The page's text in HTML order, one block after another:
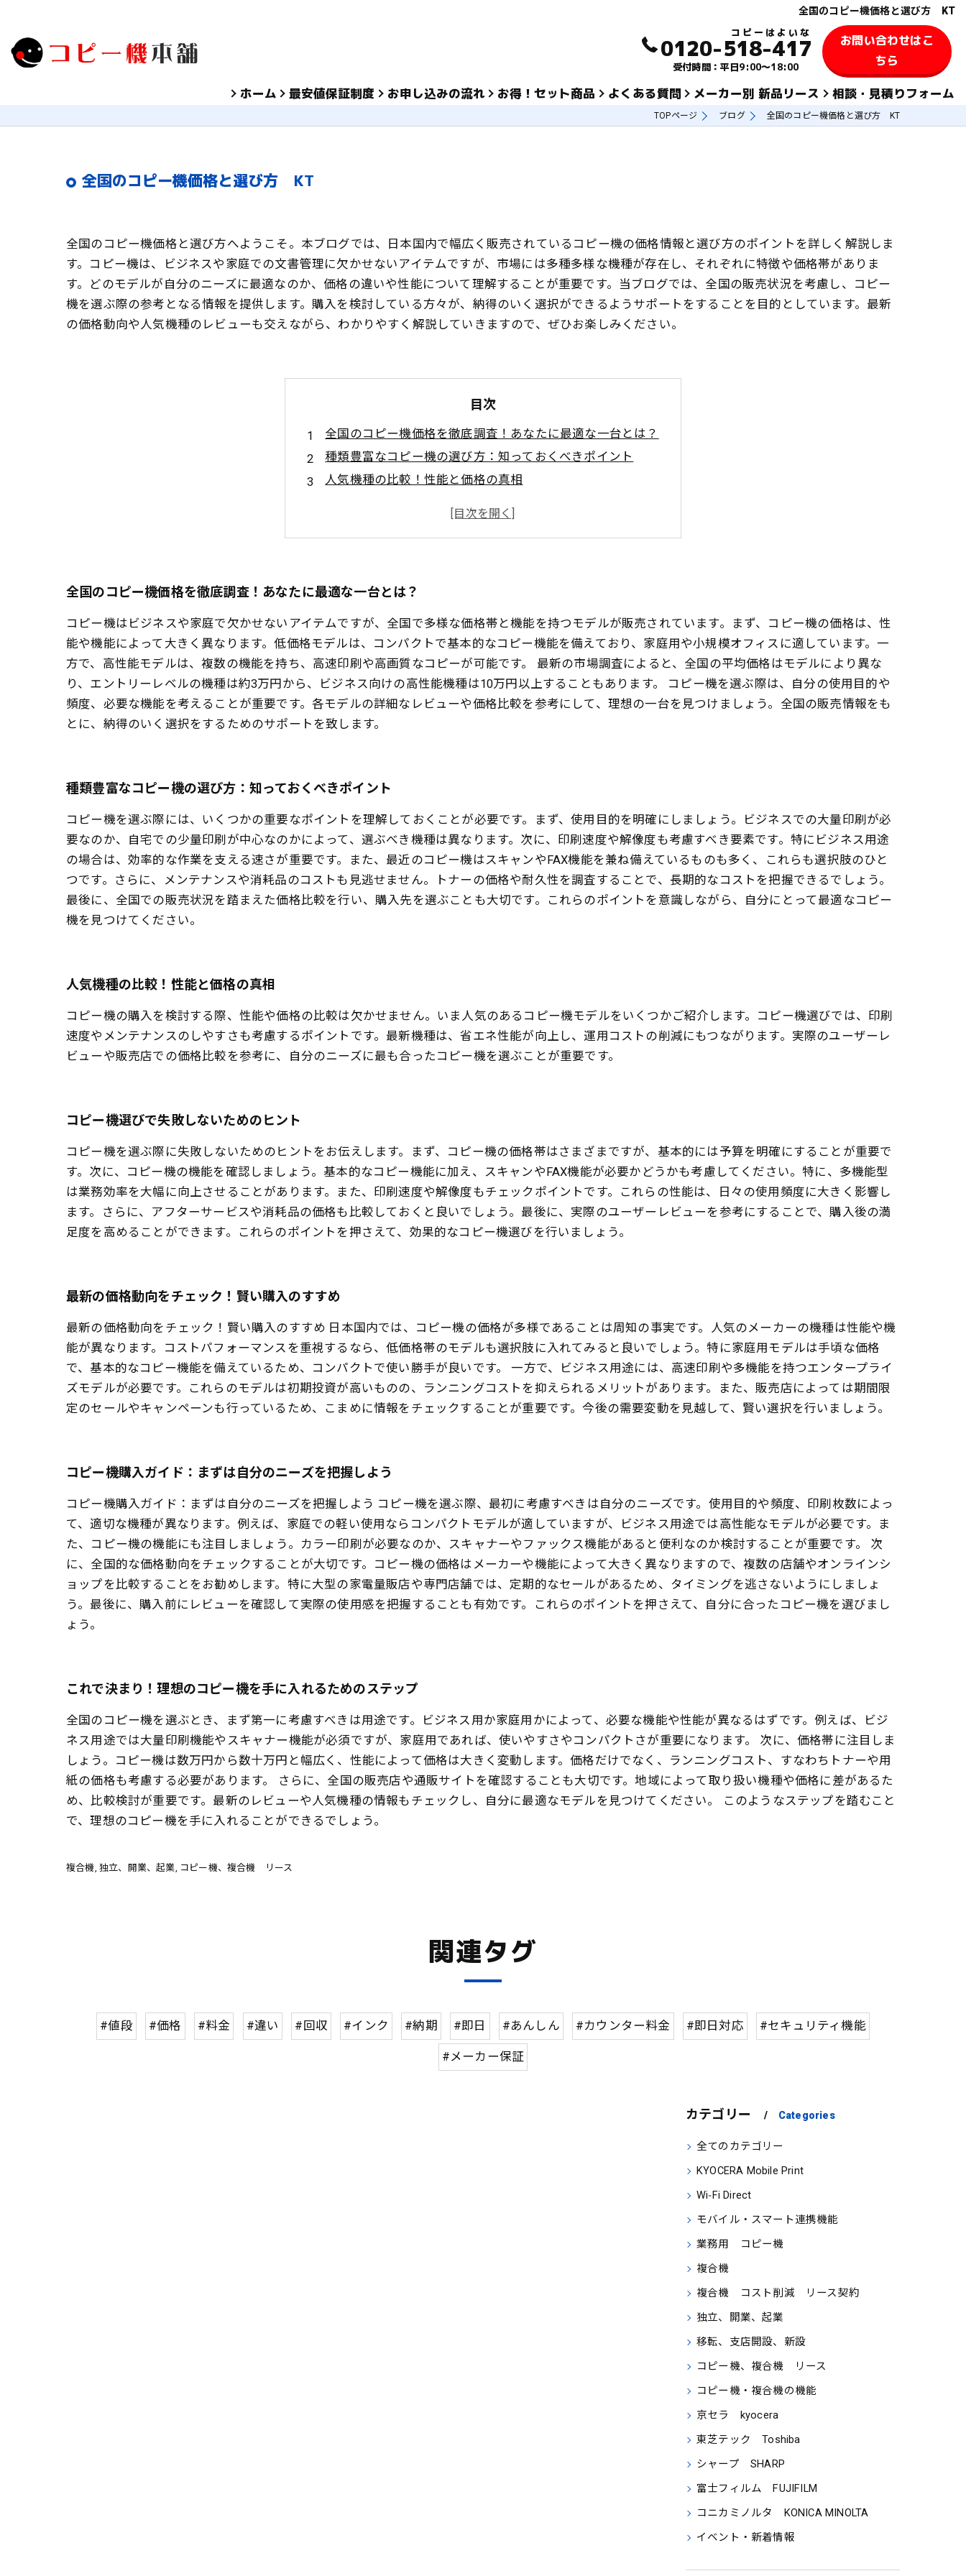
全国のコピー機価格と選び方 KT
0120-518-417
受付時間：平日9:00～18:00
お問い合わせはこ
ちら
ホーム 最安値保証制度 お申し込みの流れ お得！セット商品 よくある質問 メーカー別 新品リース
KONICA MINOLTAコニカミノルタ
相談・見積りフォーム
TOPページ ブログ 全国のコピー機価格と選び方 KT
全国のコピー機価格と選び方 KT
全国のコピー機価格と選び方へようこそ。本ブログでは、日本国内で幅広く販売されているコピー機の価格情報と選び方のポイントを詳しく解説しま
す。コピー機は、ビジネスや家庭での文書管理に欠かせないアイテムですが、市場には多種多様な機種が存在し、それぞれに特徴や価格帯がありま
す。どのモデルが自分のニーズに最適なのか、価格の違いや性能について理解することが重要です。当ブログでは、全国の販売状況を考慮し、コピー
機を選ぶ際の参考となる情報を提供します。購入を検討している方々が、納得のいく選択ができるようサポートをすることを目的としています。最新
の価格動向や人気機種のレビューも交えながら、わかりやすく解説していきますので、ぜひお楽しみください。
目次
全国のコピー機価格を徹底調査！あなたに最適な一台とは？
種類豊富なコピー機の選び方：知っておくべきポイント
人気機種の比較！性能と価格の真相
全国のコピー機価格を徹底調査！あなたに最適な一台とは？
コピー機はビジネスや家庭で欠かせないアイテムですが、全国で多様な価格帯と機能を持つモデルが販売されています。まず、コピー機の価格は、性
能や機能によって大きく異なります。低価格モデルは、コンパクトで基本的なコピー機能を備えており、家庭用や小規模オフィスに適しています。一
方で、高性能モデルは、複数の機能を持ち、高速印刷や高画質なコピーが可能です。 最新の市場調査によると、全国の平均価格はモデルにより異な
り、エントリーレベルの機種は約3万円から、ビジネス向けの高性能機種は10万円以上することもあります。 コピー機を選ぶ際は、自分の使用目的や
頻度、必要な機能を考えることが重要です。各モデルの詳細なレビューや価格比較を参考にして、理想の一台を見つけましょう。全国の販売情報をも
とに、納得のいく選択をするためのサポートを致します。
種類豊富なコピー機の選び方：知っておくべきポイント
コピー機を選ぶ際には、いくつかの重要なポイントを理解しておくことが必要です。まず、使用目的を明確にしましょう。ビジネスでの大量印刷が必
要なのか、自宅での少量印刷が中心なのかによって、選ぶべき機種は異なります。次に、印刷速度や解像度も考慮すべき要素です。特にビジネス用途
の場合は、効率的な作業を支える速さが重要です。また、最近のコピー機はスキャンやFAX機能を兼ね備えているものも多く、これらも選択肢のひと
つです。さらに、メンテナンスや消耗品のコストも見逃せません。トナーの価格や耐久性を調査することで、長期的なコストを把握できるでしょう。
最後に、全国での販売状況を踏まえた価格比較を行い、購入先を選ぶことも大切です。これらのポイントを意識しながら、自分にとって最適なコピー
機を見つけてください。
人気機種の比較！性能と価格の真相
コピー機の購入を検討する際、性能や価格の比較は欠かせません。いま人気のあるコピー機モデルをいくつかご紹介します。コピー機選びでは、印刷
速度やメンテナンスのしやすさも考慮するポイントです。最新機種は、省エネ性能が向上し、運用コストの削減にもつながります。実際のユーザーレ
ビューや販売店での価格比較を参考に、自分のニーズに最も合ったコピー機を選ぶことが重要です。
コピー機選びで失敗しないためのヒント
コピー機を選ぶ際に失敗しないためのヒントをお伝えします。まず、コピー機の価格帯はさまざまですが、基本的には予算を明確にすることが重要で
す。次に、コピー機の機能を確認しましょう。基本的なコピー機能に加え、スキャンやFAX機能が必要かどうかも考慮してください。特に、多機能型
は業務効率を大幅に向上させることがあります。また、印刷速度や解像度もチェックポイントです。これらの性能は、日々の使用頻度に大きく影響し
ます。さらに、アフターサービスや消耗品の価格も比較しておくと良いでしょう。最後に、実際のユーザーレビューを参考にすることで、購入後の満
足度を高めることができます。これらのポイントを押さえて、効果的なコピー機選びを行いましょう。
最新の価格動向をチェック！賢い購入のすすめ
最新の価格動向をチェック！賢い購入のすすめ 日本国内では、コピー機の価格が多様であることは周知の事実です。人気のメーカーの機種は性能や機
能が異なります。コストパフォーマンスを重視するなら、低価格帯のモデルも選択肢に入れてみると良いでしょう。特に家庭用モデルは手頃な価格
で、基本的なコピー機能を備えているため、コンパクトで使い勝手が良いです。 一方で、ビジネス用途には、高速印刷や多機能を持つエンタープライ
ズモデルが必要です。これらのモデルは初期投資が高いものの、ランニングコストを抑えられるメリットがあります。また、販売店によっては期間限
定のセールやキャンペーンも行っているため、こまめに情報をチェックすることが重要です。今後の需要変動を見越して、賢い選択を行いましょう。
コピー機購入ガイド：まずは自分のニーズを把握しよう
コピー機購入ガイド：まずは自分のニーズを把握しよう コピー機を選ぶ際、最初に考慮すべきは自分のニーズです。使用目的や頻度、印刷枚数によっ
て、適切な機種が異なります。例えば、家庭での軽い使用ならコンパクトモデルが適していますが、ビジネス用途では高性能なモデルが必要です。ま
た、コピー機の機能にも注目しましょう。カラー印刷が必要なのか、スキャナーやファックス機能があると便利なのか検討することが重要です。 次
に、全国的な価格動向をチェックすることが大切です。コピー機の価格はメーカーや機能によって大きく異なりますので、複数の店舗やオンラインシ
ョップを比較することをお勧めします。特に大型の家電量販店や専門店舗では、定期的なセールがあるため、タイミングを逃さないようにしましょ
う。最後に、購入前にレビューを確認して実際の使用感を把握することも有効です。これらのポイントを押さえて、自分に合ったコピー機を選びまし
ょう。
これで決まり！理想のコピー機を手に入れるためのステップ
全国のコピー機を選ぶとき、まず第一に考慮すべきは用途です。ビジネス用か家庭用かによって、必要な機能や性能が異なるはずです。例えば、ビジ
ネス用途では大量印刷機能やスキャナー機能が必須ですが、家庭用であれば、使いやすさやコンパクトさが重要になります。 次に、価格帯に注目しま
しょう。コピー機は数万円から数十万円と幅広く、性能によって価格は大きく変動します。価格だけでなく、ランニングコスト、すなわちトナーや用
紙の価格も考慮する必要があります。 さらに、全国の販売店や通販サイトを確認することも大切です。地域によって取り扱い機種や価格に差があるた
め、比較検討が重要です。最新のレビューや人気機種の情報もチェックし、自分に最適なモデルを見つけてください。 このようなステップを踏むこと
で、理想のコピー機を手に入れることができるでしょう。
複合機 独立、開業、起業 コピー機、複合機 リース
関連タグ
#値段 #価格 #料金 #違い #回収 #インク #納期 #即日 #あんしん #カウンター料金 #即日対応 #セキュリティ機能
#メーカー保証
カテゴリー Categories
全てのカテゴリー
KYOCERA Mobile Print
Wi‑Fi Direct
モバイル・スマート連携機能
業務用 コピー機
複合機
複合機 コスト削減 リース契約
独立、開業、起業
移転、支店開設、新設
コピー機、複合機 リース
コピー機・複合機の機能
京セラ kyocera
東芝テック Toshiba
シャープ SHARP
富士フィルム FUJIFILM
コニカミノルタ KONICA MINOLTA
イベント・新着情報